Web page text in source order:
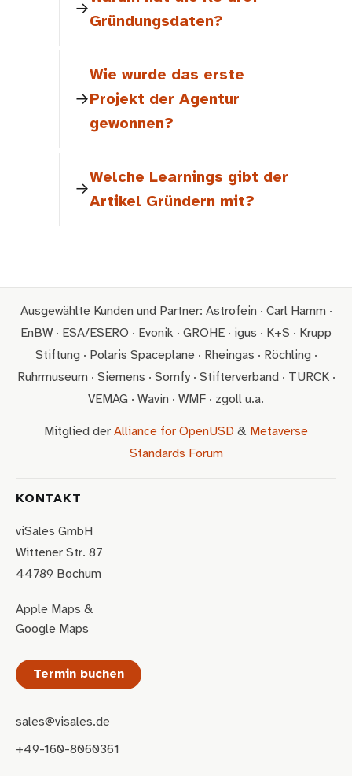
Gründungsdaten?
Wie wurde das erste
Projekt der Agentur
gewonnen?
Welche Learnings gibt der
Artikel Gründern mit?
Ausgewählte Kunden und Partner: Astrofein · Carl Hamm ·
EnBW · ESA/ESERO · Evonik · GROHE · igus · K+S · Krupp
Stiftung · Polaris Spaceplane · Rheingas · Röchling ·
Ruhrmuseum · Siemens · Somfy · Stifterverband · TURCK ·
VEMAG · Wavin · WMF · zgoll u.a.
Mitglied der Alliance for OpenUSD & Metaverse
Standards Forum
KONTAKT
viSales GmbH
Wittener Str. 87
44789 Bochum
Apple Maps &
Google Maps
Termin buchen
sales@visales.de
+49-160-8060361